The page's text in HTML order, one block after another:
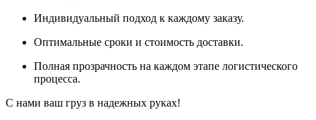
Индивидуальный подход к каждому заказу.
Оптимальные сроки и стоимость доставки.
Полная прозрачность на каждом этапе логистического
процесса.
С нами ваш груз в надежных руках!